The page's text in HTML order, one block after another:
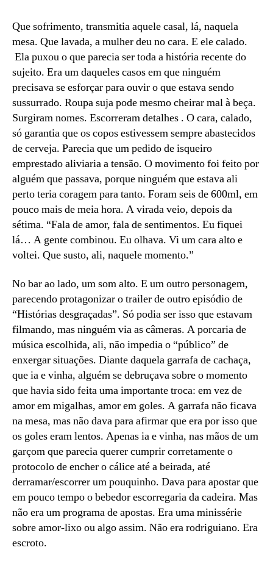
#14
Luz,
câmera…
goró
e
ação!
Que sofrimento, transmitia aquele casal, lá, naquela
mesa. Que lavada, a mulher deu no cara. E ele calado.
Ela puxou o que parecia ser toda a história recente do
sujeito. Era um daqueles casos em que ninguém
precisava se esforçar para ouvir o que estava sendo
sussurrado. Roupa suja pode mesmo cheirar mal à beça.
Surgiram nomes. Escorreram detalhes . O cara, calado,
só garantia que os copos estivessem sempre abastecidos
de cerveja. Parecia que um pedido de isqueiro
emprestado aliviaria a tensão. O movimento foi feito por
alguém que passava, porque ninguém que estava ali
perto teria coragem para tanto. Foram seis de 600ml, em
pouco mais de meia hora. A virada veio, depois da
sétima. “Fala de amor, fala de sentimentos. Eu fiquei
lá… A gente combinou. Eu olhava. Vi um cara alto e
voltei. Que susto, ali, naquele momento.”
No bar ao lado, um som alto. E um outro personagem,
parecendo protagonizar o trailer de outro episódio de
“Histórias desgraçadas”. Só podia ser isso que estavam
filmando, mas ninguém via as câmeras. A porcaria de
música escolhida, ali, não impedia o “público” de
enxergar situações. Diante daquela garrafa de cachaça,
que ia e vinha, alguém se debruçava sobre o momento
que havia sido feita uma importante troca: em vez de
amor em migalhas, amor em goles. A garrafa não ficava
na mesa, mas não dava para afirmar que era por isso que
os goles eram lentos. Apenas ia e vinha, nas mãos de um
garçom que parecia querer cumprir corretamente o
protocolo de encher o cálice até a beirada, até
derramar/escorrer um pouquinho. Dava para apostar que
em pouco tempo o bebedor escorregaria da cadeira. Mas
não era um programa de apostas. Era uma minissérie
sobre amor-lixo ou algo assim. Não era rodriguiano. Era
escroto.